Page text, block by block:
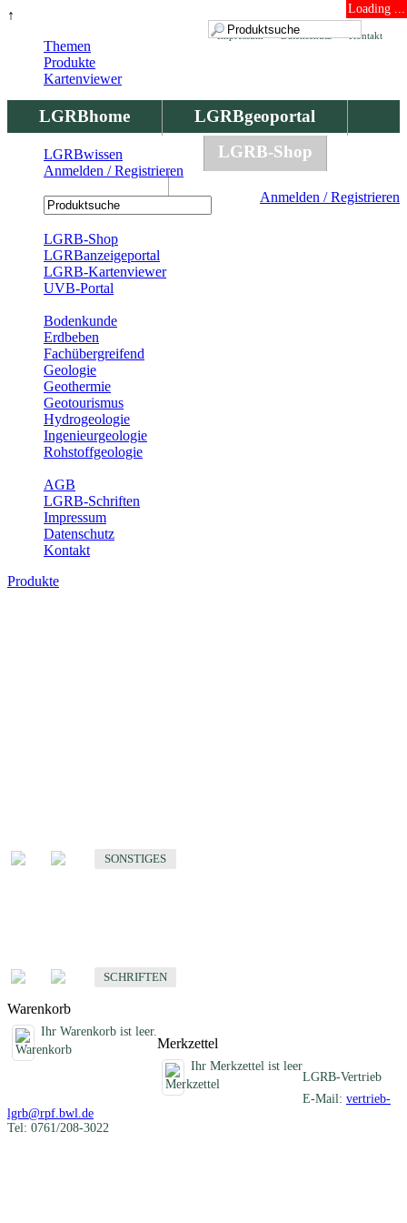
↑ Loading ...
Kontakt
Datenschutz
Impressum
LGRBhome
LGRBgeoportal
LGRBbohrungen
LGRB-Shop
Anmelden / Registrieren
Themen
Produkte
Kartenviewer
LGRBwissen
Anmelden / Registrieren
LGRB-Shop
LGRBanzeigeportal
LGRB-Kartenviewer
UVB-Portal
Bodenkunde
Erdbeben
Fachübergreifend
Geologie
Geothermie
Geotourismus
Hydrogeologie
Ingenieurgeologie
Rohstoffgeologie
AGB
LGRB-Schriften
Impressum
Datenschutz
Kontakt
Produkte
SONSTIGES
SCHRIFTEN
Warenkorb
Ihr Warenkorb ist leer.
Merkzettel
Ihr Merkzettel ist leer
LGRB-Vertrieb
E-Mail: vertrieb-
lgrb@rpf.bwl.de
Tel: 0761/208-3022